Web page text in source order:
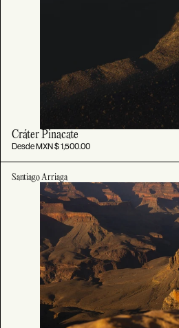
Cráter Pinacate
Desde MXN $ 1,500.00
Santiago Arriaga